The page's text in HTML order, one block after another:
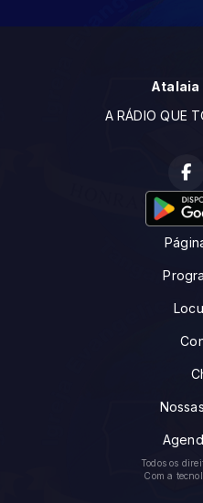
Atalaia
A RÁDIO QUE
Todos os
Com a